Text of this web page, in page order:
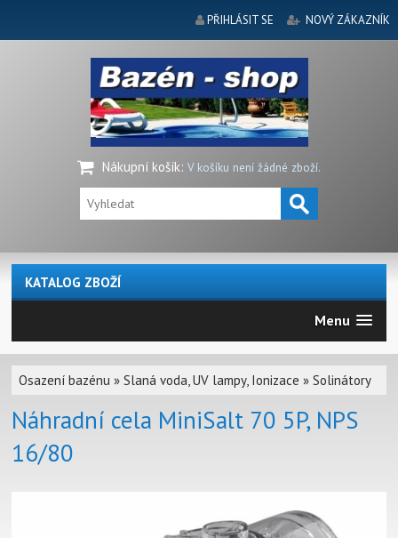
PŘIHLÁSIT SE NOVÝ ZÁKAZNÍK
Nákupní košík: V košíku není žádné zboží.
KATALOG ZBOŽÍ
Menu
Osazení bazénu »Slaná voda, UV lampy, Ionizace »Solinátory
Náhradní cela MiniSalt 70 5P, NPS
16/80